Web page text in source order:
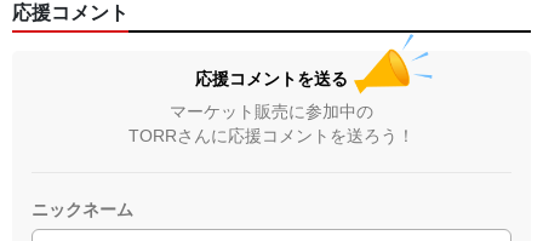
応援コメント
応援コメントを送る
マーケット販売に参加中の
TORRさんに応援コメントを送ろう！
ニックネーム